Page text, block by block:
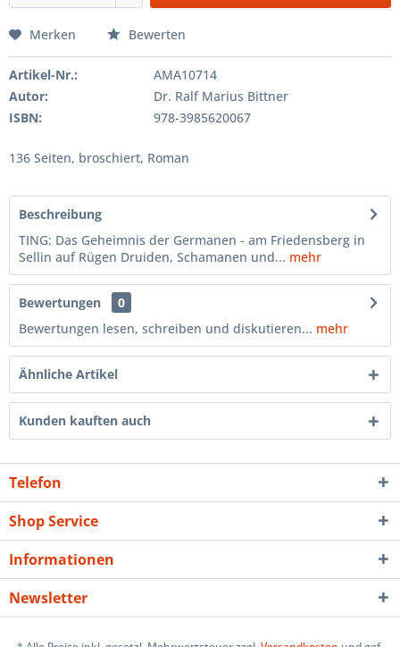
Merken Bewerten
Artikel-Nr.:
AMA10714
Autor:
Dr. Ralf Marius Bittner
ISBN:
978-3985620067
136 Seiten, broschiert, Roman
Beschreibung
TING: Das Geheimnis der Germanen - am Friedensberg in
Sellin auf Rügen Druiden, Schamanen und... mehr
Bewertungen
0
Bewertungen lesen, schreiben und diskutieren... mehr
Ähnliche Artikel
Kunden kauften auch
Telefon
Shop Service
Informationen
Newsletter